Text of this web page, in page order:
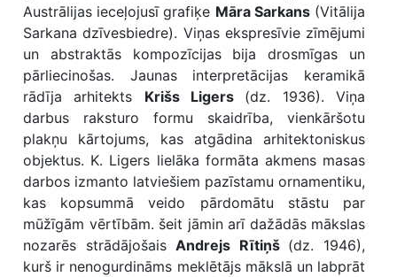
Austrālijas ieceļojusī grafiķe Māra Sarkans(Vitālija
Sarkana dzīvesbiedre). Viņas ekspresīvie zīmējumi
un abstraktās kompozīcijas bija drosmīgas un
pārliecinošas. Jaunas interpretācijas keramikā
rādīja arhitekts Krišs Ligers (dz. 1936). Viņa
darbus raksturo formu skaidrība, vienkāršotu
plakņu kārtojums, kas atgādina arhitektoniskus
objektus. K. Ligers lielāka formāta akmens masas
darbos izmanto latviešiem pazīstamu ornamentiku,
kas kopsummā veido pārdomātu stāstu par
mūžīgām vērtībām. šeit jāmin arī dažādās mākslas
nozarēs strādājošaisAndrejs Rītiņš (dz. 1946),
kurš ir nenogurdināms meklētājs mākslā un labprāt